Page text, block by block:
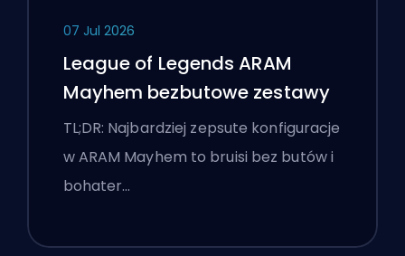
07 Jul 2026
League of Legends ARAM
Mayhem bezbutowe zestawy
TL;DR: Najbardziej zepsute konfiguracje
w ARAM Mayhem to bruisi bez butów i
bohater…